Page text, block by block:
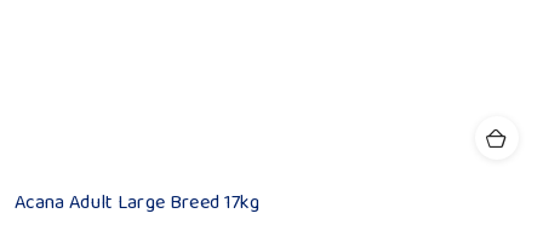
Acana Adult Large Breed 17kg